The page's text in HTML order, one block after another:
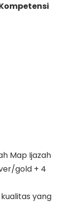
Map Ijazah
gold + 4
yang